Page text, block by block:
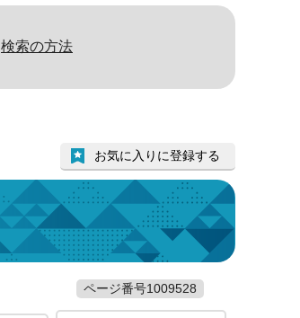
検索の方法
お気に入りに登録する
ページ番号1009528